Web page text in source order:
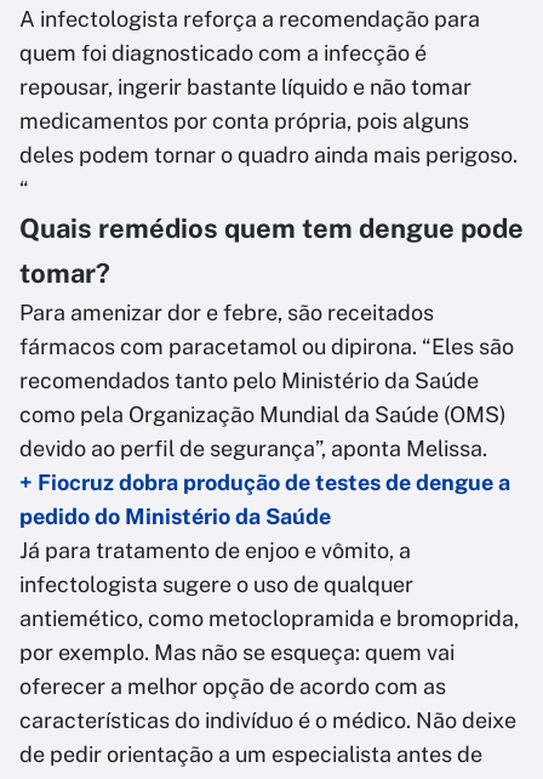
A infectologista reforça a recomendação para
quem foi diagnosticado com a infecção é
repousar, ingerir bastante líquido e não tomar
medicamentos por conta própria, pois alguns
deles podem tornar o quadro ainda mais perigoso.
“
Quais remédios quem tem dengue pode
tomar?
Para amenizar dor e febre, são receitados
fármacos com paracetamol ou dipirona. “Eles são
recomendados tanto pelo Ministério da Saúde
como pela Organização Mundial da Saúde (OMS)
devido ao perfil de segurança”, aponta Melissa.
+ Fiocruz dobra produção de testes de dengue a
pedido do Ministério da Saúde
Já para tratamento de enjoo e vômito, a
infectologista sugere o uso de qualquer
antiemético, como metoclopramida e bromoprida,
por exemplo. Mas não se esqueça: quem vai
oferecer a melhor opção de acordo com as
características do indivíduo é o médico. Não deixe
de pedir orientação a um especialista antes de